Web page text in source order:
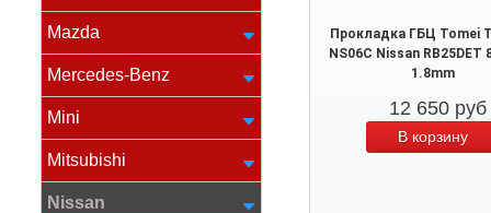
Mazda
Mercedes-Benz
Mini
Mitsubishi
Nissan
Прокладка ГБЦ Tomei
NS06C Nissan RB25DET
1.8mm
12 650 руб